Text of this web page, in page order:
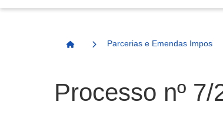
Página Inicial
Parcerias e Emendas
Processo nº